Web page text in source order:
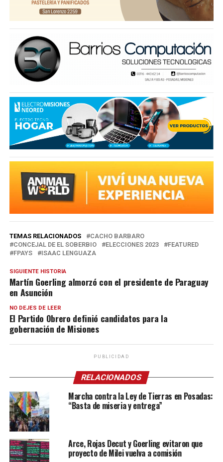
TEMAS RELACIONADOS
CACHO BARBARO
CONCEJAL DE EL SOBERBIO
ELECCIONES 2023
FEATURED
FPAYS
ISAAC LENGUAZA
SIGUIENTE HISTORIA
Martín Goerling almorzó con el presidente de Paraguay
en Asunción
NO DEJES DE LEER
El Partido Obrero definió candidatos para la
gobernación de Misiones
PUBLICIDAD
RELACIONADOS
Marcha contra la Ley de Tierras en Posadas:
“Basta de miseria y entrega”
Arce, Rojas Decut y Goerling evitaron que
proyecto de Milei vuelva a comisión